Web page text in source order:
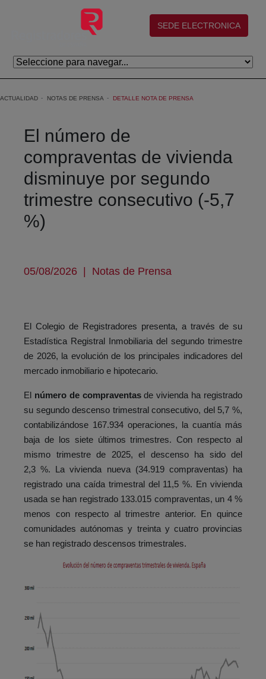
Saltar al contenido principal
(abre en nueva ventana)
SEDE ELECTRONICA
ACTUALIDAD NOTAS DE PRENSA DETALLE NOTA DE PRENSA
El número de
compraventas de vivienda
disminuye por segundo
trimestre consecutivo (-5,7
%)
05/08/2026 | Notas de Prensa
El Colegio de Registradores presenta, a través de su
Estadística Registral Inmobiliaria del segundo trimestre
de 2026, la evolución de los principales indicadores del
mercado inmobiliario e hipotecario.
El número de compraventasde vivienda ha registrado
su segundo descenso trimestral consecutivo, del 5,7 %,
contabilizándose 167.934 operaciones, la cuantía más
baja de los siete últimos trimestres. Con respecto al
mismo trimestre de 2025, el descenso ha sido del
2,3 %. La vivienda nueva (34.919 compraventas) ha
registrado una caída trimestral del 11,5 %. En vivienda
usada se han registrado 133.015 compraventas, un 4 %
menos con respecto al trimestre anterior. En quince
comunidades autónomas y treinta y cuatro provincias
se han registrado descensos trimestrales.